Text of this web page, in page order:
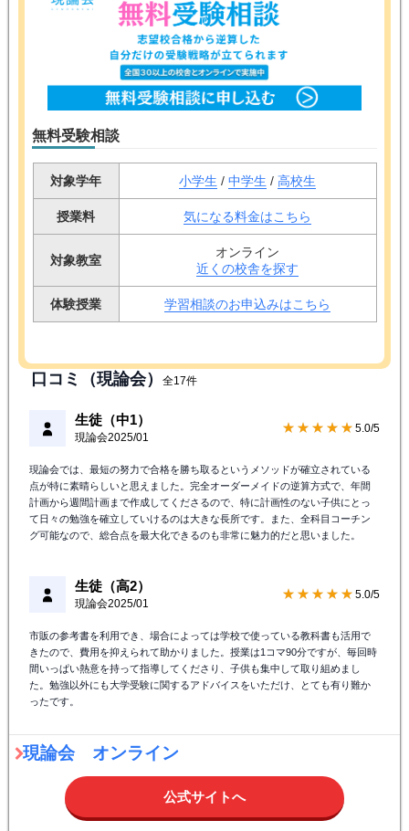
無料受験相談
対象学年 小学生 / 中学生 / 高校生
授業料 気になる料金はこちら
対象教室
オンライン
近くの校舎を探す
体験授業 学習相談のお申込みはこちら
口コミ（現論会） 全17件
生徒（中1）
現論会2025/01
★★★★★ 5.0/5
現論会では、最短の努力で合格を勝ち取るというメソッドが確立されている
点が特に素晴らしいと思えました。完全オーダーメイドの逆算方式で、年間
計画から週間計画まで作成してくださるので、特に計画性のない子供にとっ
て日々の勉強を確立していけるのは大きな長所です。また、全科目コーチン
グ可能なので、総合点を最大化できるのも非常に魅力的だと思いました。
生徒（高2）
現論会2025/01
★★★★★ 5.0/5
市販の参考書を利用でき、場合によっては学校で使っている教科書も活用で
きたので、費用を抑えられて助かりました。授業は1コマ90分ですが、毎回時
間いっぱい熱意を持って指導してくださり、子供も集中して取り組めまし
た。勉強以外にも大学受験に関するアドバイスをいただけ、とても有り難か
ったです。
現論会 オンライン
公式サイトへ